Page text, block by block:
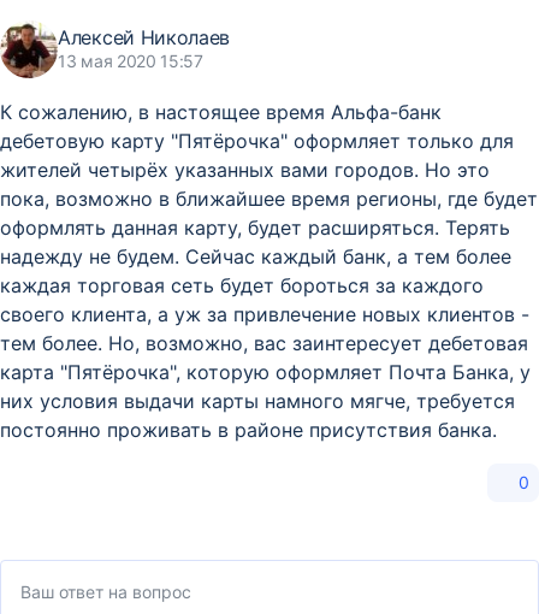
Алексей Николаев
13 мая 2020 15:57
К сожалению, в настоящее время Альфа-банк
дебетовую карту "Пятёрочка" оформляет только для
жителей четырёх указанных вами городов. Но это
пока, возможно в ближайшее время регионы, где будет
оформлять данная карту, будет расширяться. Терять
надежду не будем. Сейчас каждый банк, а тем более
каждая торговая сеть будет бороться за каждого
своего клиента, а уж за привлечение новых клиентов -
тем более. Но, возможно, вас заинтересует дебетовая
карта "Пятёрочка", которую оформляет Почта Банка, у
них условия выдачи карты намного мягче, требуется
постоянно проживать в районе присутствия банка.
0